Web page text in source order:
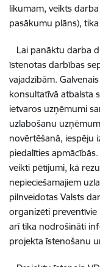
likumam, veikts
pasākumu plāns),
Lai panāktu darba
īstenotas darbības
vajadzībām.
konsultatīvā atbalsta
ietvaros uzņēmumi
uzlabošanu
novērtēšanā, iespēju
piedalīties
veikti pētījumi, kā
nepieciešamajiem
pilnveidotas Valsts
organizēti
arī tika nodrošināti
projekta īstenošanu